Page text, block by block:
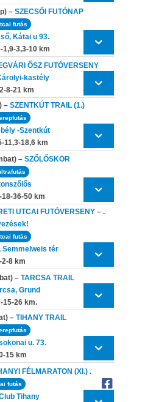
– SZECSŐI FUTÓNAP
futás
Kátai u 93.
1,9-3,3-10 km
ŐSZ FUTÓVERSENY
kastély
8-21 km
– SZENTKÚT TRAIL (1.)
-Szentkút
11,3-18,6 km
– SZŐLŐSKÖR
18-36-50 km
UTCAI FUTÓVERSENY – .
futás
Semmelweis tér
2-8 km
– TARCSA TRAIL
Grund
15-26 km.
– TIHANY TRAIL
u. 73.
15 km
FÉLMARATON (XI.) .
futás
Tihany